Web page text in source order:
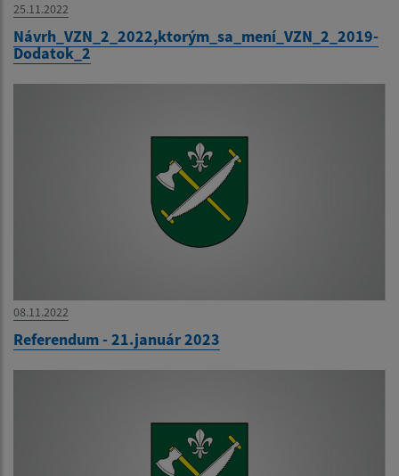
25.11.2022
Návrh_VZN_2_2022,ktorým_sa_mení_VZN_2_2019-
Dodatok_2
08.11.2022
Referendum - 21.január 2023